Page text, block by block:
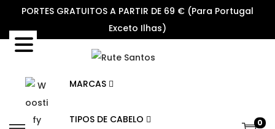
PORTES GRATUITOS A PARTIR DE 69 € (Para Portugal
Exceto Ilhas)
MARCAS
TIPOS DE CABELO 0